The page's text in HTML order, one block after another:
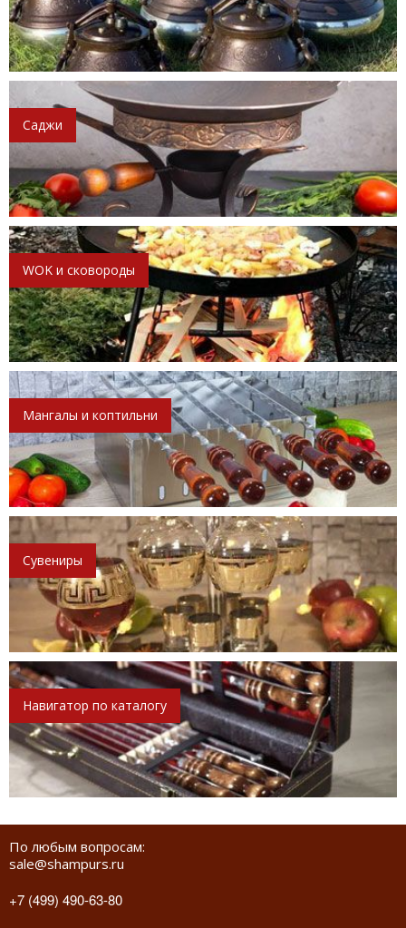
Саджи
WOK и сковороды
Мангалы и коптильни
Сувениры
Навигатор по каталогу
По любым вопросам:
sale@shampurs.ru
+7 (499) 490-63-80